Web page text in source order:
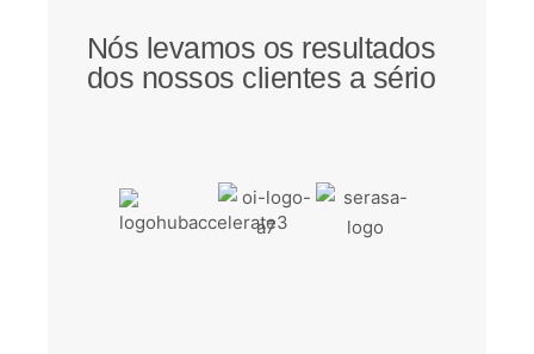
Nós levamos os resultados
dos nossos clientes a sério